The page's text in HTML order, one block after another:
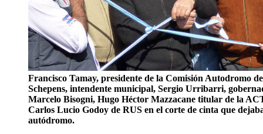
Francisco Tamay, presidente de la Comisión Autodromo
Schepens, intendente municipal, Sergio Urribarri,
Marcelo Bisogni, Hugo Héctor Mazzacane titular de la
Carlos Lucio Godoy de RUS en el corte de cinta que
autódromo.